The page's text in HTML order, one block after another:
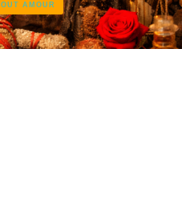
AMOUR